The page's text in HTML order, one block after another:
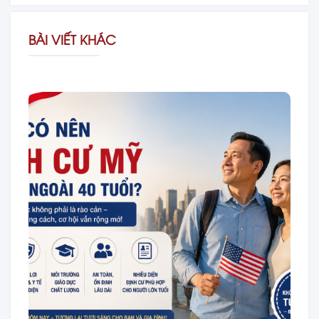
BÀI VIẾT KHÁC